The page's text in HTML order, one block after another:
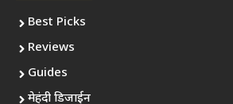
Best Picks
Reviews
Guides
मेहंदी डिजाईन